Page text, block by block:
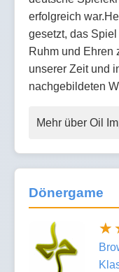
erfolgreich
gesetzt, das
Ruhm und Ehren
unserer Zeit und
nachgebildeten
Mehr über Oil
Dönergame